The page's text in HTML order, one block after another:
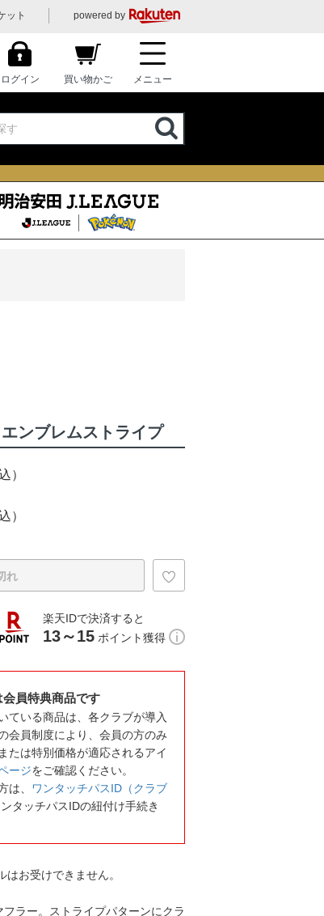
ット powered by
ログイン 買い物かご メニュー
ンブレムストライプ
）
）
れ
楽天IDで決済すると
13～15 ポイント獲得
員特典商品です
ている商品は、各クラブが導入
会員制度により、会員の方のみ
たは特別価格が適応されるアイ
ージをご確認ください。
は、
ワンタッチパスID（クラブ
タッチパスIDの紐付け手続き
お受けできません。
ラー。ストライプパターンにクラ